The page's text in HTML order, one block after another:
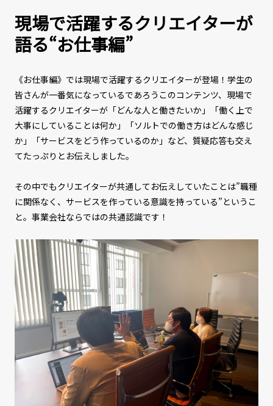
現場で活躍するクリエイターが
語る“お仕事編”
《お仕事編》では現場で活躍するクリエイターが登場！学生の
皆さんが一番気になっているであろうこのコンテンツ、現場で
活躍するクリエイターが「どんな人と働きたいか」「働く上で
大事にしていることは何か」「ソルトでの働き方はどんな感じ
か」「サービスをどう作っているのか」など、質疑応答も交え
てたっぷりとお伝えしました。
その中でもクリエイターが共通してお伝えしていたことは”職種
に関係なく、サービスを作っている意識を持っている”というこ
と。事業会社ならではの共通認識です！